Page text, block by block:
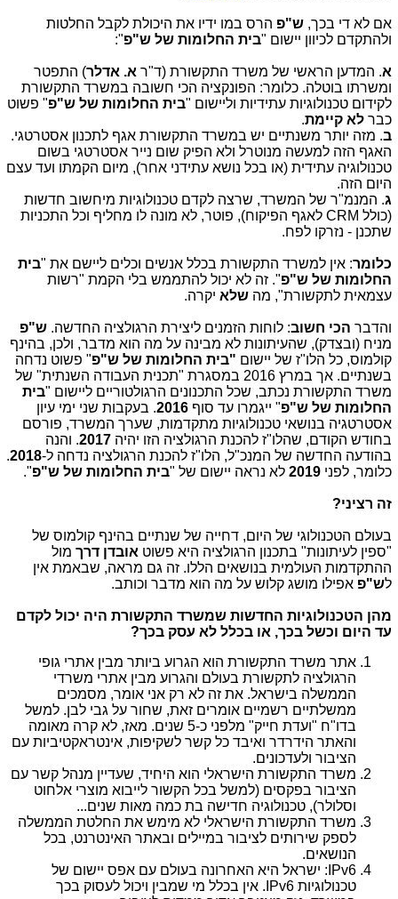
אם לא די בכך, ש"פהרס במו ידיו את היכולת לקבל החלטות
ולהתקדם לכיוון יישום "בית החלומות של ש"פ":
א. המדען הראשי של משרד התקשורת (ד"ר א. אדלר) התפטר
ומשרתו בוטלה. כלומר: הפונקציה הכי חשובה במשרד התקשורת
לקידום טכנולוגיות עתידיות וליישום "בית החלומות של ש"פ" פשוט
כבר לא קיימת.
ב. מזה יותר משנתיים יש במשרד התקשורת אגף לתכנון אסטרטגי.
האגף הזה למעשה מנוטרל ולא הפיק שום נייר אסטרטגי בשום
טכנולוגיה עתידית (או בכל נושא עתידני אחר), מיום הקמתו ועד עצם
היום הזה.
ג. המנמ"ר של המשרד, שרצה לקדם טכנולוגיות מיחשוב חדשות
(כולל CRMלאגף הפיקוח), פוטר, לא מונה לו מחליף וכל התכניות
שתכנן - נזרקו לפח.
כלומר: אין למשרד התקשורת בכלל אנשים וכלים ליישם את "בית
החלומות של ש"פ". זה לא יכול להתממש בלי הקמת "רשות
עצמאית לתקשורת", מה שלאיקרה.
והדבר הכי חשוב: לוחות הזמנים ליצירת הרגולציה החדשה. ש"פ
מניח (ובצדק), שהעיתונות לא מבינה על מה הוא מדבר, ולכן, בהינף
קולמוס, כל הלו"ז של יישום "בית החלומות של ש"פ" פשוט נדחה
בשנתיים. אך במרץ 2016 במסגרת "תכנית העבודה השנתית" של
משרד התקשורת נכתב, שכל התכנונים הרגולטוריים ליישום "בית
החלומות של ש"פ" ייגמרו עד סוף 2016. בעקבות שני ימי עיון
אסטרטגיה בנושאי טכנולוגיות מתקדמות, שערך המשרד, פורסם
בחודש הקודם, שהלו"ז להכנת הרגולציה הזו יהיה 2017. והנה
בהודעה החדשה של המנכ"ל, הלו"ז להכנת הרגולציה נדחה ל-2018
.
כלומר, לפני 2019לא נראה יישום של "בית החלומות של ש"פ".
זה רציני?
בעולם הטכנולוגי של היום, דחייה של שנתיים בהינף קולמוס של
"ספין לעיתונות" בתכנון הרגולציה היא פשוט אובדן דרךמול
ההתקדמות העולמית בנושאים הללו. זה גם מראה, שבאמת אין
לש"פאפילו מושג קלוש על מה הוא מדבר וכותב.
מהן הטכנולוגיות החדשות שמשרד התקשורת היה יכול לקדם
עד היום וכשל בכך, או בכלל לא עסק בכך?
אתר משרד התקשורת הוא הגרוע ביותר מבין אתרי גופי
הרגולציה לתקשורת בעולם והגרוע מבין אתרי משרדי
הממשלה בישראל. את זה לא רק אני אומר, מסמכים
ממשלתיים רשמיים אומרים זאת, שחור על גבי לבן. למשל
בדו"ח "ועדת חייק" מלפני כ-5 שנים. מאז, לא קרה מאומה
והאתר הידרדר ואיבד כל קשר לשקיפות, אינטראקטיביות עם
הציבור ולעדכונים.
משרד התקשורת הישראלי הוא היחיד, שעדיין מנהל קשר עם
הציבור בפקסים (למשל בכל הקשור לייבוא מוצרי אלחוט
וסלולר), טכנולוגיה חדישה בת כמה מאות שנים...
משרד התקשורת הישראלי לא מימש את החלטת הממשלה
לספק שירותים לציבור במיילים ובאתר האינטרנט, בכל
הנושאים.
IPv6 : ישראל היא האחרונה בעולם עם אפס יישום של
טכנולוגיות IPv6 . אין בכלל מי שמבין ויכול לעסוק בכך